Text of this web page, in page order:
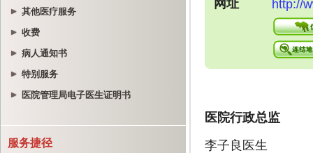
其他医疗服务
收费
病人通知书
特别服务
医院管理局电子医生证明书
服务捷径